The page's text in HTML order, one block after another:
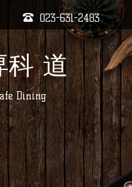
023-631-2483
科 道
Dining